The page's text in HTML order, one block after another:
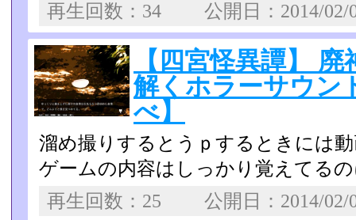
再生回数：34 公開日：2014/
【四宮怪異譚】
解くホラーサウン
べ】
溜め撮りするとうｐするときには
ゲームの内容はしっかり覚えてる
再生回数：25 公開日：2014/